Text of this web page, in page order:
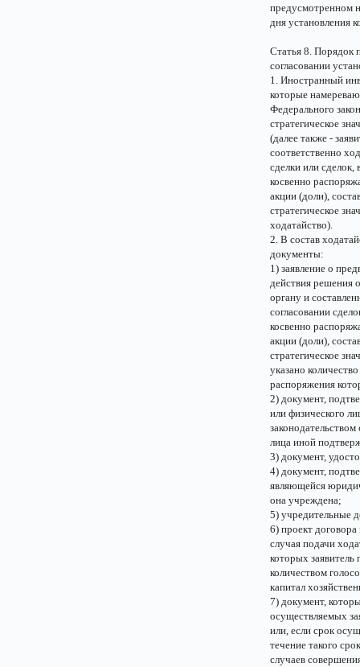
предусмотренном
дня установления
Статья 8. Порядок
согласовании
1. Иностранный
которые
Федерального
стратегическое
(далее также -
соответственно
сделки или сделок,
косвенно
акции (доли),
стратегическое
ходатайство).
2. В состав
документы:
1) заявление о
действия решения
органу и
согласовании
косвенно
акции (доли),
стратегическое
указано
распоряжения
2) документ,
или физического
лица иной
3) документ,
4) документ,
являющейся
она учреждена;
5) учредительные
6) проект
случая подачи
которых
количеством
капитал
7) документ,
осуществляемых
или, если срок
течение такого
случаев